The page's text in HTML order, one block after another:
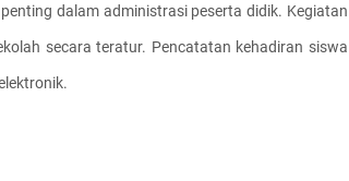
dalam administrasi peserta didik. Kegiatan
secara teratur. Pencatatan kehadiran siswa